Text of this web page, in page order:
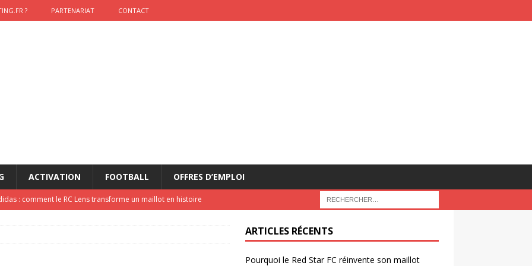
? PARTENARIAT CONTACT
ACTIVATION FOOTBALL OFFRES D’EMPLOI
: comment le RC Lens transforme un maillot en histoire
de Zinedine Zidane par adidas est de retour à
ARTICLES RÉCENTS
Pourquoi le Red Star FC réinvente son maillot